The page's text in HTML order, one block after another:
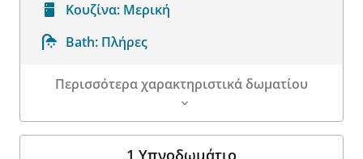
Κουζίνα: Μερική
Bath: Πλήρες
Περισσότερα χαρακτηριστικά δωματίου
Λεπτομέρειες δωματίου
1 Υπνοδωμάτιο